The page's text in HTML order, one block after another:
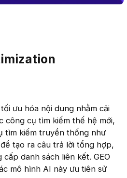
ưu hóa nội dung nhằm cải
công cụ tìm kiếm thế hệ mới,
tìm kiếm truyền thống như
tạo ra câu trả lời tổng hợp,
danh sách liên kết. GEO
mô hình AI này ưu tiên sử